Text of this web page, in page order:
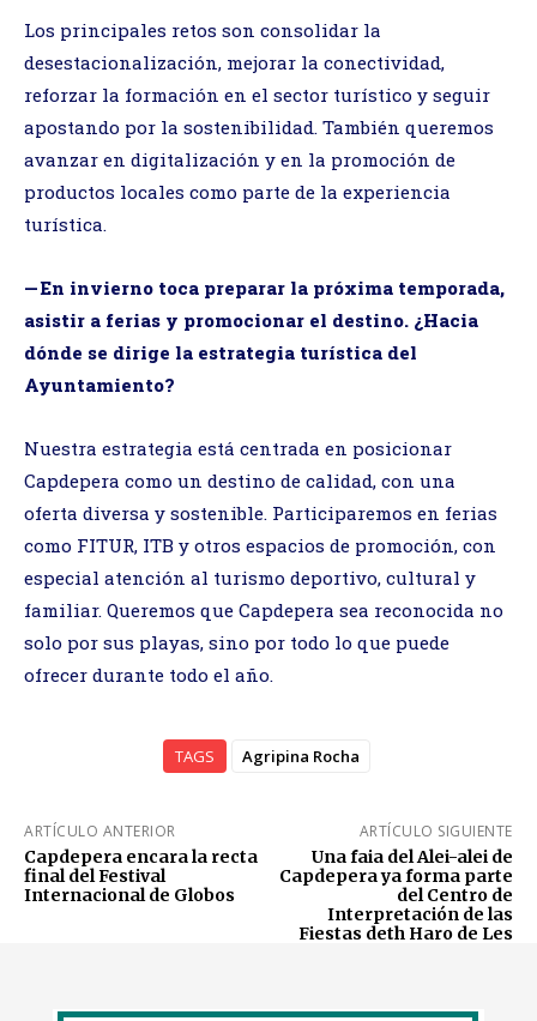
Los principales retos son consolidar la
desestacionalización, mejorar la conectividad,
reforzar la formación en el sector turístico y seguir
apostando por la sostenibilidad. También queremos
avanzar en digitalización y en la promoción de
productos locales como parte de la experiencia
turística.
— En invierno toca preparar la próxima temporada,
asistir a ferias y promocionar el destino. ¿Hacia
dónde se dirige la estrategia turística del
Ayuntamiento?
Nuestra estrategia está centrada en posicionar
Capdepera como un destino de calidad, con una
oferta diversa y sostenible. Participaremos en ferias
como FITUR, ITB y otros espacios de promoción, con
especial atención al turismo deportivo, cultural y
familiar. Queremos que Capdepera sea reconocida no
solo por sus playas, sino por todo lo que puede
ofrecer durante todo el año.
TAGS Agripina Rocha
ARTÍCULO ANTERIOR
Capdepera encara la recta
final del Festival
Internacional de Globos
ARTÍCULO SIGUIENTE
Una faia del Alei-alei de
Capdepera ya forma parte
del Centro de
Interpretación de las
Fiestas deth Haro de Les